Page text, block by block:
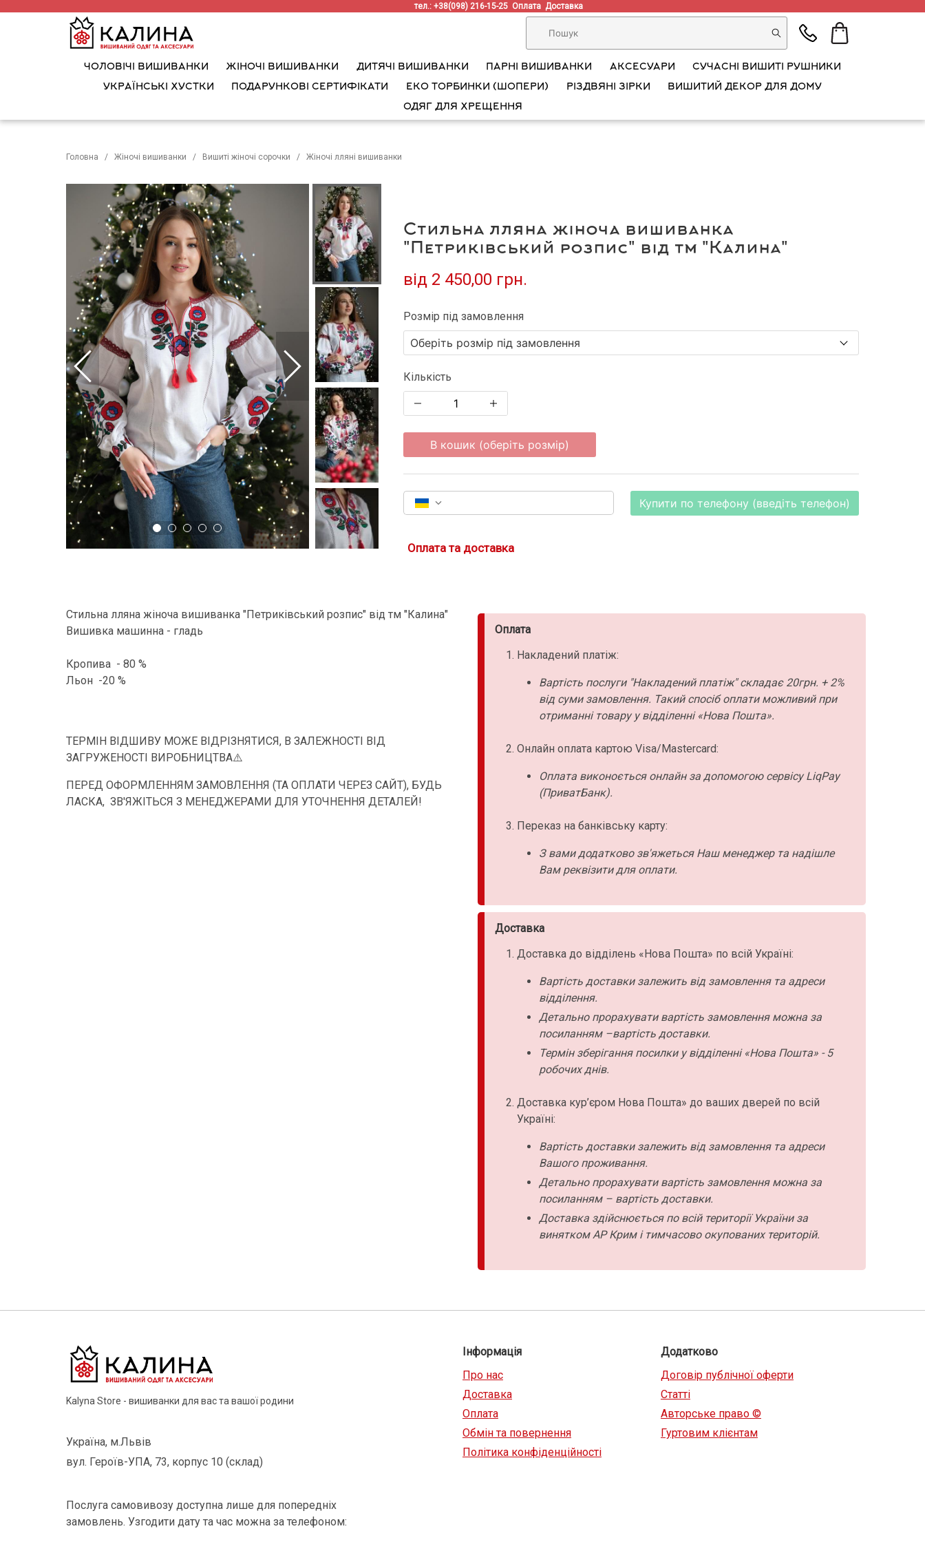
тел.: +38(098) 216-15-25 Оплата Доставка
ЧОЛОВІЧІ ВИШИВАНКИ ЖІНОЧІ ВИШИВАНКИ ДИТЯЧІ ВИШИВАНКИ ПАРНІ ВИШИВАНКИ АКСЕСУАРИ
СУЧАСНІ ВИШИТІ РУШНИКИ
УКРАЇНСЬКІ ХУСТКИ
ПОДАРУНКОВІ СЕРТИФІКАТИ ЕКО ТОРБИНКИ (ШОПЕРИ) РІЗДВЯНІ ЗІРКИ
ВИШИТИЙ ДЕКОР ДЛЯ ДОМУ
ОДЯГ ДЛЯ ХРЕЩЕННЯ
Головна Жіночі вишиванки Вишиті жіночі сорочки Жіночі лляні вишиванки
Стильна лляна жіноча вишиванка
"Петриківський розпис" від тм "Калина"
від 2 450,00 грн.
Розмір під замовлення
Кількість
В кошик (оберіть розмір)
Купити по телефону (введіть телефон)
Оплата та доставка
Стильна лляна жіноча вишиванка "Петриківський розпис" від тм "Калина"
Вишивка машинна - гладь
Кропива - 80 %
Льон -20 %
ТЕРМІН ВІДШИВУ МОЖЕ ВІДРІЗНЯТИСЯ, В ЗАЛЕЖНОСТІ ВІД
ЗАГРУЖЕНОСТІ ВИРОБНИЦТВА⚠️
ПЕРЕД ОФОРМЛЕННЯМ ЗАМОВЛЕННЯ (ТА ОПЛАТИ ЧЕРЕЗ САЙТ), БУДЬ
ЛАСКА, ЗВ'ЯЖІТЬСЯ З МЕНЕДЖЕРАМИ ДЛЯ УТОЧНЕННЯ ДЕТАЛЕЙ!
Оплата
Накладений платіж:
Вартість послуги "Накладений платіж" складає 20грн. + 2%
від суми замовлення. Такий спосіб оплати можливий при
отриманні товару у відділенні «Нова Пошта».
Онлайн оплата картою Visa/Mastercard:
Оплата виконоється онлайн за допомогою сервісу LiqPay
(ПриватБанк).
Переказ на банківську карту:
З вами додатково зв'яжеться Наш менеджер та надішле
Вам реквізити для оплати.
Доставка
Доставка до відділень «Нова Пошта» по всій Україні:
Вартість доставки залежить від замовлення та адреси
відділення.
Детально прорахувати вартість замовлення можна за
посиланням –вартість доставки.
Термін зберігання посилки у відділенні «Нова Пошта» - 5
робочих днів.
Доставка кур’єром Нова Пошта» до ваших дверей по всій
Україні:
Вартість доставки залежить від замовлення та адреси
Вашого проживання.
Детально прорахувати вартість замовлення можна за
посиланням – вартість доставки.
Доставка здійснюється по всій території України за
винятком АР Крим і тимчасово окупованих територій.
Kalyna Store - вишиванки для вас та вашої родини
Україна, м.Львів
вул. Героїв-УПА, 73, корпус 10 (склад)
Послуга самовивозу доступна лише для попередніх
замовлень. Узгодити дату та час можна за телефоном:
Інформація
Про нас
Доставка
Оплата
Обмін та повернення
Політика конфіденційності
Додатково
Договір публічної оферти
Статті
Авторське право ©
Гуртовим клієнтам